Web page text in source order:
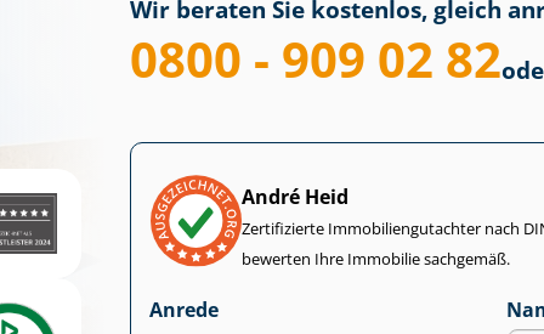
Wir beraten Sie kostenlos, gleich
0800 - 909 02 82
André Heid
Zertifizierte Im­mo­bi­li­en­gut­ach­ter nach
bewerten Ihre Immobilie sachgemäß.
Anrede